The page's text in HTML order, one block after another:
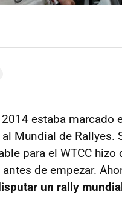
estaba marcado
Mundial de Rallyes.
para el WTCC
de empezar.
un rally